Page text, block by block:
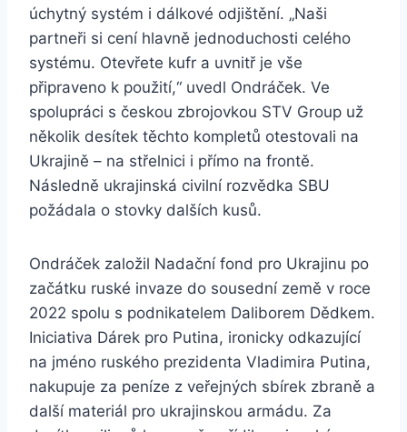
úchytný systém i dálkové odjištění. „Naši
partneři si cení hlavně jednoduchosti celého
systému. Otevřete kufr a uvnitř je vše
připraveno k použití,“ uvedl Ondráček. Ve
spolupráci s českou zbrojovkou STV Group už
několik desítek těchto kompletů otestovali na
Ukrajině – na střelnici i přímo na frontě.
Následně ukrajinská civilní rozvědka SBU
požádala o stovky dalších kusů.
Ondráček založil Nadační fond pro Ukrajinu po
začátku ruské invaze do sousední země v roce
2022 spolu s podnikatelem Daliborem Dědkem.
Iniciativa Dárek pro Putina, ironicky odkazující
na jméno ruského prezidenta Vladimira Putina,
nakupuje za peníze z veřejných sbírek zbraně a
další materiál pro ukrajinskou armádu. Za